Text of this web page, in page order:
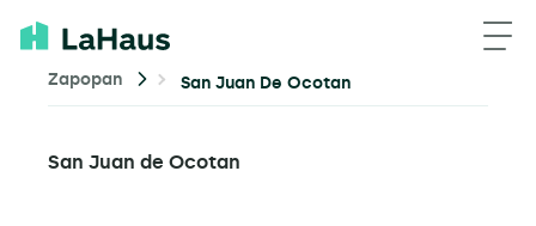
Zapopan San Juan De Ocotan
San Juan de Ocotan